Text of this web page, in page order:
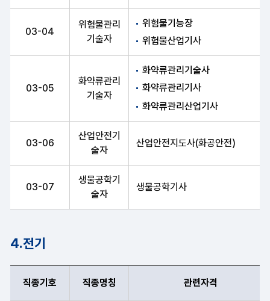
03-04
위험물관리
기술자
위험물기능장
위험물산업기사
03-05
화약류관리
기술자
화약류관리기술사
화약류관리기사
화약류관리산업기사
03-06
산업안전기
술자
산업안전지도사(화공안전)
03-07
생물공학기
술자
생물공학기사
4.전기
직종기호 직종명칭 관련자격